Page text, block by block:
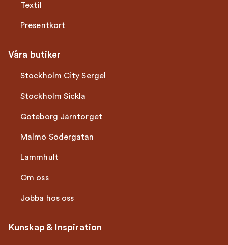
Textil
Presentkort
Våra butiker
Stockholm City Sergel
Stockholm Sickla
Göteborg Järntorget
Malmö Södergatan
Lammhult
Om oss
Jobba hos oss
Kunskap & Inspiration